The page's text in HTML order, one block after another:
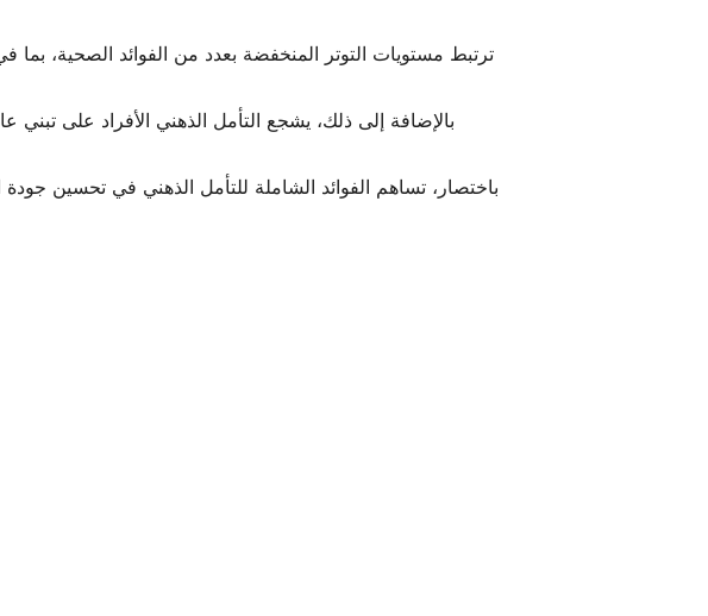
ترتبط مستويات التوتر المنخفضة بعدد من الفوائد الصحية،
بالإضافة إلى ذلك، يشجع التأمل الذهني الأفراد على
باختصار، تساهم الفوائد الشاملة للتأمل الذهني في تحسين